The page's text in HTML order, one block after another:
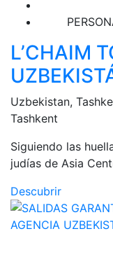
L’CHAIM
Uzbekistan,
Tashkent
Siguiendo las
judías de Asia
Descubrir